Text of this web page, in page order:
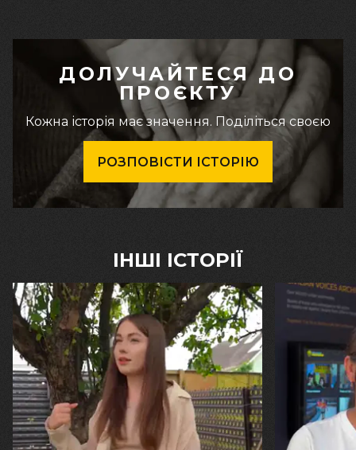
ДОЛУЧАЙТЕСЯ ДО
ПРОЄКТУ
Кожна історія має значення. Поділіться своєю
РОЗПОВІСТИ ІСТОРІЮ
ІНШІ ІСТОРІЇ
30.07.2026
29.07.2026